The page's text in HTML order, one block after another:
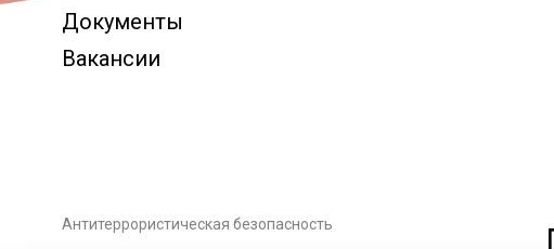
Документы
Вакансии
Антитеррористическая безопасность